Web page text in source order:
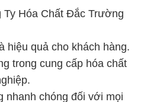
Hóa Chất Đắc Trường
hiệu quả cho khách hàng.
trong cung cấp hóa chất
nhanh chóng đối với mọi